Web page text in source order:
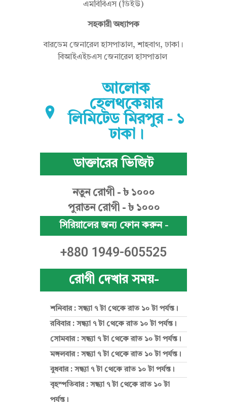
সা
ধু
রী
এমবিবিএস (ডিইউ)
সহকারী অধ্যাপক
বারডেম জেনারেল হাসপাতাল, শাহবাগ, ঢাকা।
বিআইএইচএস জেনারেল হাসপাতাল
আলোক
হেলথকেয়ার
লিমিটেড মিরপুর - ১
ঢাকা।
ডাক্তারের ভিজিট
নতুন রোগী - ৳ ১০০০
পুরাতন রোগী - ৳ ১০০০
সিরিয়ালের জন্য ফোন করুন -
+880 1949-605525
রোগী দেখার সময়-
শনিবার : সন্ধ্যা ৭ টা থেকে রাত ১০ টা পর্যন্ত।
রবিবার : সন্ধ্যা ৭ টা থেকে রাত ১০ টা পর্যন্ত।
সোমবার : সন্ধ্যা ৭ টা থেকে রাত ১০ টা পর্যন্ত।
মঙ্গলবার : সন্ধ্যা ৭ টা থেকে রাত ১০ টা পর্যন্ত।
বুধবার : সন্ধ্যা ৭ টা থেকে রাত ১০ টা পর্যন্ত।
বৃহস্পতিবার : সন্ধ্যা ৭ টা থেকে রাত ১০ টা
পর্যন্ত।